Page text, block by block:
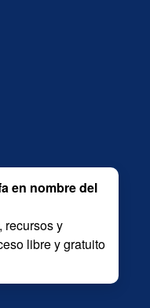
en nombre del
recursos y
libre y gratuito